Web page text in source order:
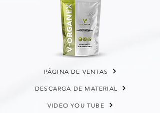
PÁGINA DE VENTAS
DESCARGA DE MATERIAL
VIDEO YOU TUBE